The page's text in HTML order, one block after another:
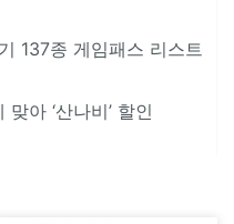
137종 게임패스 리스트
아 ‘산나비’ 할인